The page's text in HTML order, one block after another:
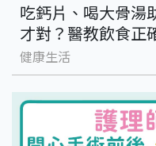
吃鈣片、喝大骨湯
才對？醫教飲食正
健康生活